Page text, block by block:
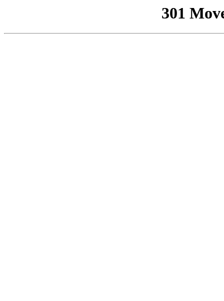
301